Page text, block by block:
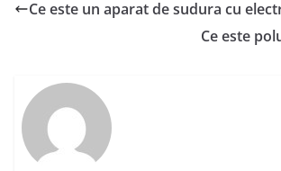
Ce este un aparat de sudura cu
Ce este